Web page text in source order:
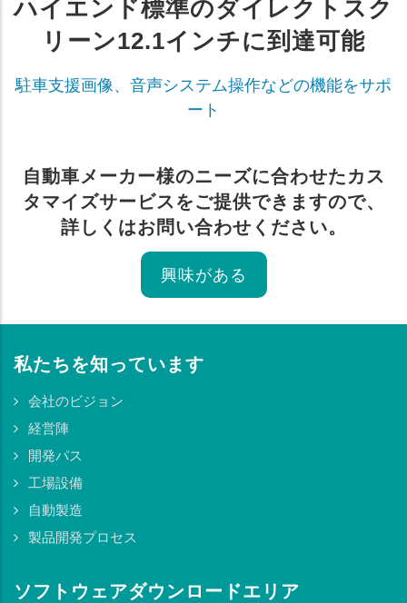
ハイエンド標準のダイレクトスク
リーン12.1インチに到達可能
駐車支援画像、音声システム操作などの機能をサポ
ート
自動車メーカー様のニーズに合わせたカス
タマイズサービスをご提供できますので、
詳しくはお問い合わせください。
興味がある
私たちを知っています
会社のビジョン
経営陣
開発パス
工場設備
自動製造
製品開発プロセス
ソフトウェアダウンロードエリア